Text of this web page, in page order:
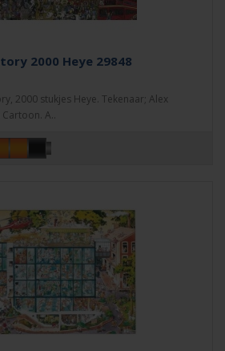
2000 Heye 29848
2000 stukjes Heye. Tekenaar; Alex
A..